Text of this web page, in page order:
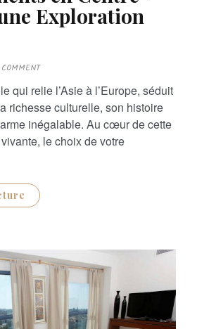
Exploration
COMMENT
qui relie l’Asie à l’Europe, séduit
richesse culturelle, son histoire
inégalable. Au cœur de cette
le choix de votre